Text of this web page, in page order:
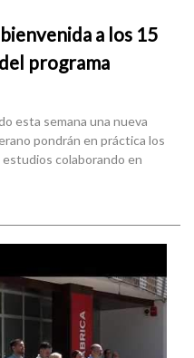
a los 15
programa
esta semana una nueva
pondrán en práctica los
colaborando en